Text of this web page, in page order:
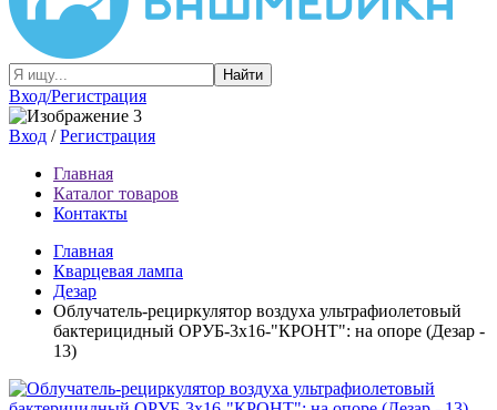
Найти
Вход/Регистрация
Вход /Регистрация
Главная
Каталог товаров
Контакты
Главная
Кварцевая лампа
Дезар
Облучатель-рециркулятор воздуха ультрафиолетовый
бактерицидный ОРУБ-3х16-"КРОНТ": на опоре (Дезар -
13)